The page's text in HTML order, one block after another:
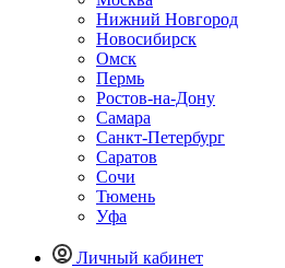
Нижний Новгород
Новосибирск
Омск
Пермь
Ростов-на-Дону
Самара
Санкт-Петербург
Саратов
Сочи
Тюмень
Уфа
Личный кабинет